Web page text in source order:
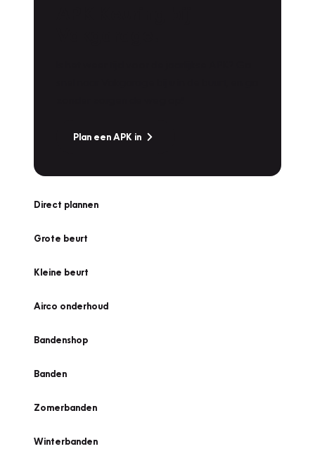
Plan een APK in
Direct plannen
Grote beurt
Kleine beurt
Airco onderhoud
Bandenshop
Banden
Zomerbanden
Winterbanden